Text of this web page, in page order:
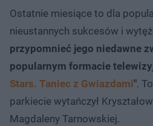
Ostatnie miesiące to dla
nieustannych sukcesów i
przypomnieć jego niedawne
popularnym formacie
Stars. Taniec z Gwiazdami".
parkiecie wytańczył
Magdaleny Tarnowskiej.